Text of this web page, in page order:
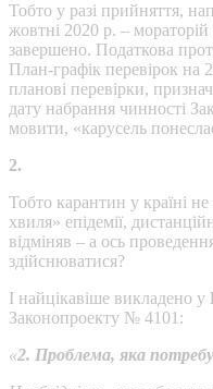
Тобто у разі прийняття,
жовтні 2020 р. –
завершено. Податкова
План-графік перевірок на
планові перевірки,
дату набрання чинності
мовити, «карусель
2.
Тобто карантин у країні
хвиля» епідемії,
відміняв – а ось
здійснюватися?
І найцікавіше викладено у
Законопроекту № 4101:
«2. Проблема, яка